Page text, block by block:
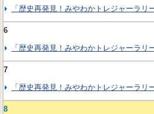
「歴史再発見！みやわかトレジャーラリ
6
「歴史再発見！みやわかトレジャーラリ
7
「歴史再発見！みやわかトレジャーラリ
8